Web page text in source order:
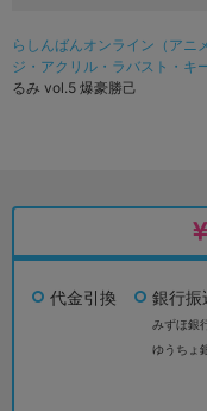
らしんばんオンライン（アニ
ジ・アクリル・ラバスト・キ
るみ vol.5 爆豪勝己
代金引換 銀行振
みずほ銀
ゆうちょ